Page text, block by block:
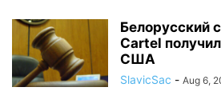
Белорусский
Cartel
США
SlavicSac - Aug 6,